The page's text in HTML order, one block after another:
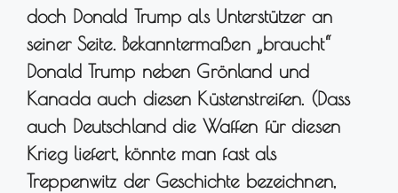
doch Donald Trump als Unterstützer an
seiner Seite. Bekanntermaßen „braucht“
Donald Trump neben Grönland und
Kanada auch diesen Küstenstreifen. (Dass
auch Deutschland die Waffen für diesen
Krieg liefert, könnte man fast als
Treppenwitz der Geschichte bezeichnen,